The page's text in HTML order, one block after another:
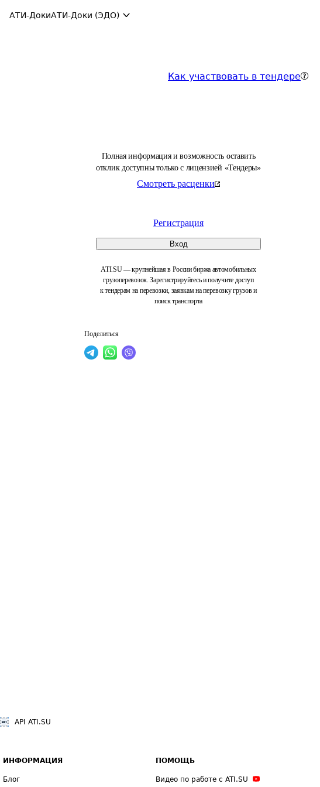
АТИ-ДокиАТИ-Доки (ЭДО)
Как участвовать в тендере
Полная информация и возможность оставить
отклик доступны только с лицензией «Тендеры»
Смотреть расценки
Регистрация
Вход
ATI.SU — крупнейшая в России биржа автомобильных
грузоперевозок. Зарегистрируйтесь и получите доступ
к тендерам на перевозки, заявкам на перевозку грузов и
поиск транспорта
Поделиться
API ATI.SU
ИНФОРМАЦИЯ
Блог
ПОМОЩЬ
Видео по работе с ATI.SU